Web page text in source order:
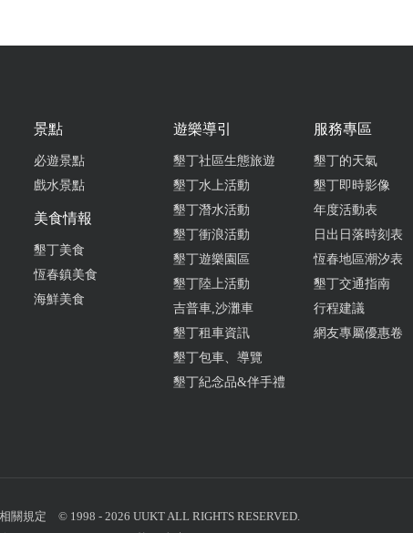
景點
必遊景點
戲水景點
美食情報
墾丁美食
恆春鎮美食
海鮮美食
遊樂導引
墾丁社區生態旅遊
墾丁水上活動
墾丁潛水活動
墾丁衝浪活動
墾丁遊樂園區
墾丁陸上活動
吉普車,沙灘車
墾丁租車資訊
墾丁包車、導覽
墾丁紀念品&伴手禮
服務專區
墾丁的天氣
墾丁即時影像
年度活動表
日出日落時刻表
恆春地區潮汐表
墾丁交通指南
行程建議
網友專屬優惠卷
關規定 © 1998 - 2026 UUKT ALL RIGHTS RESERVED.